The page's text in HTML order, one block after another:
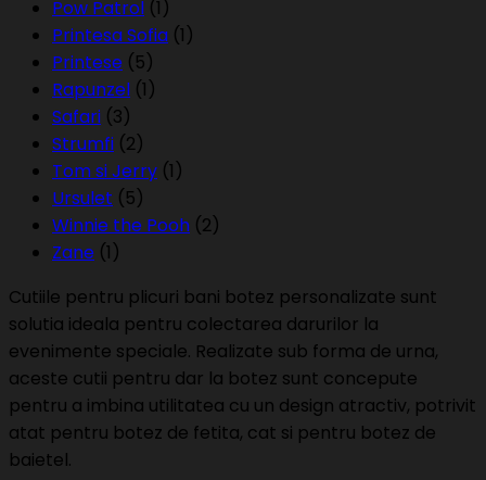
Pow Patrol (1)
Printesa Sofia (1)
Printese (5)
Rapunzel (1)
Safari (3)
Strumfi (2)
Tom si Jerry (1)
Ursulet (5)
Winnie the Pooh (2)
Zane (1)
Cutiile pentru plicuri bani botez personalizate sunt
solutia ideala pentru colectarea darurilor la
evenimente speciale. Realizate sub forma de urna,
aceste cutii pentru dar la botez sunt concepute
pentru a imbina utilitatea cu un design atractiv, potrivit
atat pentru botez de fetita, cat si pentru botez de
baietel.